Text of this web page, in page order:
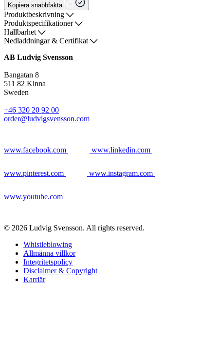
Kopiera snabbfakta
Produktbeskrivning
Produktspecifikationer
Hållbarhet
Nedladdningar & Certifikat
AB Ludvig Svensson
Bangatan 8
511 82 Kinna
Sweden
+46 320 20 92 00
order@ludvigsvensson.com
www.facebook.com www.linkedin.com
www.pinterest.com www.instagram.com
www.youtube.com
© 2026 Ludvig Svensson. All rights reserved.
Whistleblowing
Allmänna villkor
Integritetspolicy
Disclaimer & Copyright
Karriär